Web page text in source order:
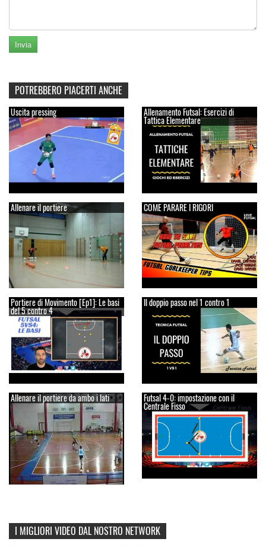
POTREBBERO PIACERTI ANCHE
Uscita pressing Allenamento Futsal: Esercizi di
Tattica Elementare
Allenare il portiere COME PARARE I RIGORI
Portiere di Movimento [Ep1]: Le basi
del 5 contro 4
Il doppio passo nel 1 contro 1
Allenare il portiere da ambo i lati Futsal 4-0: impostazione con il
Centrale Fisso
I MIGLIORI VIDEO DAL NOSTRO NETWORK